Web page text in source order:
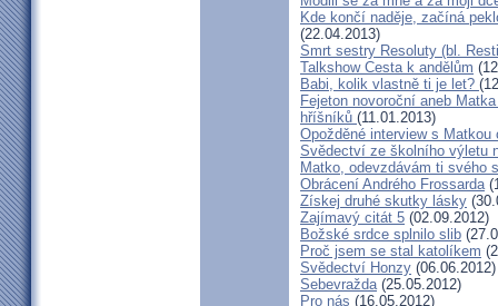
Kde končí naděje, začíná
(22.04.2013)
Smrt sestry Resoluty (bl.
Talkshow Cesta k andělům
Babi, kolik vlastně ti je let?
Fejeton novoroční aneb
hříšníků (11.01.2013)
Opožděné interview s
Svědectví ze školního výletu
Matko, odevzdávám ti svého
Obrácení Andrého Frossarda
Získej druhé skutky lásky
Zajímavý citát 5 (02.09.2012)
Božské srdce splnilo slib
Proč jsem se stal katolíkem
Svědectví Honzy (06.06.2012)
Sebevražda(25.05.2012)
Pro nás (16.05.2012)